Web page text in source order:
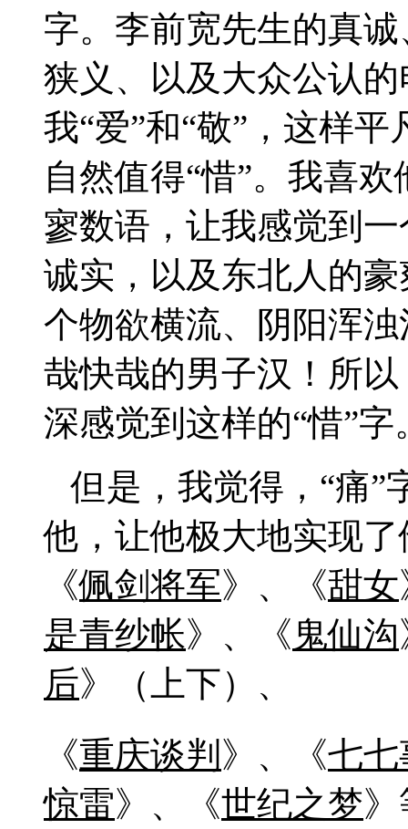
字。李前宽先生的真
狭义、以及大众公认
我“爱”和“敬”，这样
自然值得“惜”。我喜
寥数语，让我感觉到
诚实，以及东北人的
个物欲横流、阴阳浑
哉快哉的男子汉！所
深感觉到这样的“惜”字
但是，我觉得， “痛”
他，让他极大地实现
《佩剑将军》、《甜女
是青纱帐》、《 鬼仙沟
后》
（上下）、
《重庆谈判 》、《七七
惊雷》、《世纪之梦